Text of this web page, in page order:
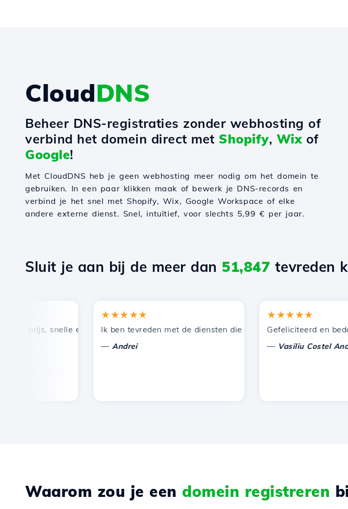
CloudDNS
Beheer DNS-registraties zonder webhosting of
verbind het domein direct met Shopify, Wixof
Google!
Met CloudDNS heb je geen webhosting meer nodig om het domein te
gebruiken. In een paar klikken maak of bewerk je DNS-records en
verbind je het snel met Shopify, Wix, Google Workspace of elke
andere externe dienst. Snel, intuïtief, voor slechts 5,99 € per jaar.
Sluit je aan bij de meer dan 51,847 tevreden
prijs, snelle en efficiënte technische ondersteuning.
★★★★★
Ik ben tevreden met de diensten die door Hostico worden
Andrei
★★★★★
Gefeliciteerd en
Vasiliu Costel Andrei
Waarom zou je een domein registreren